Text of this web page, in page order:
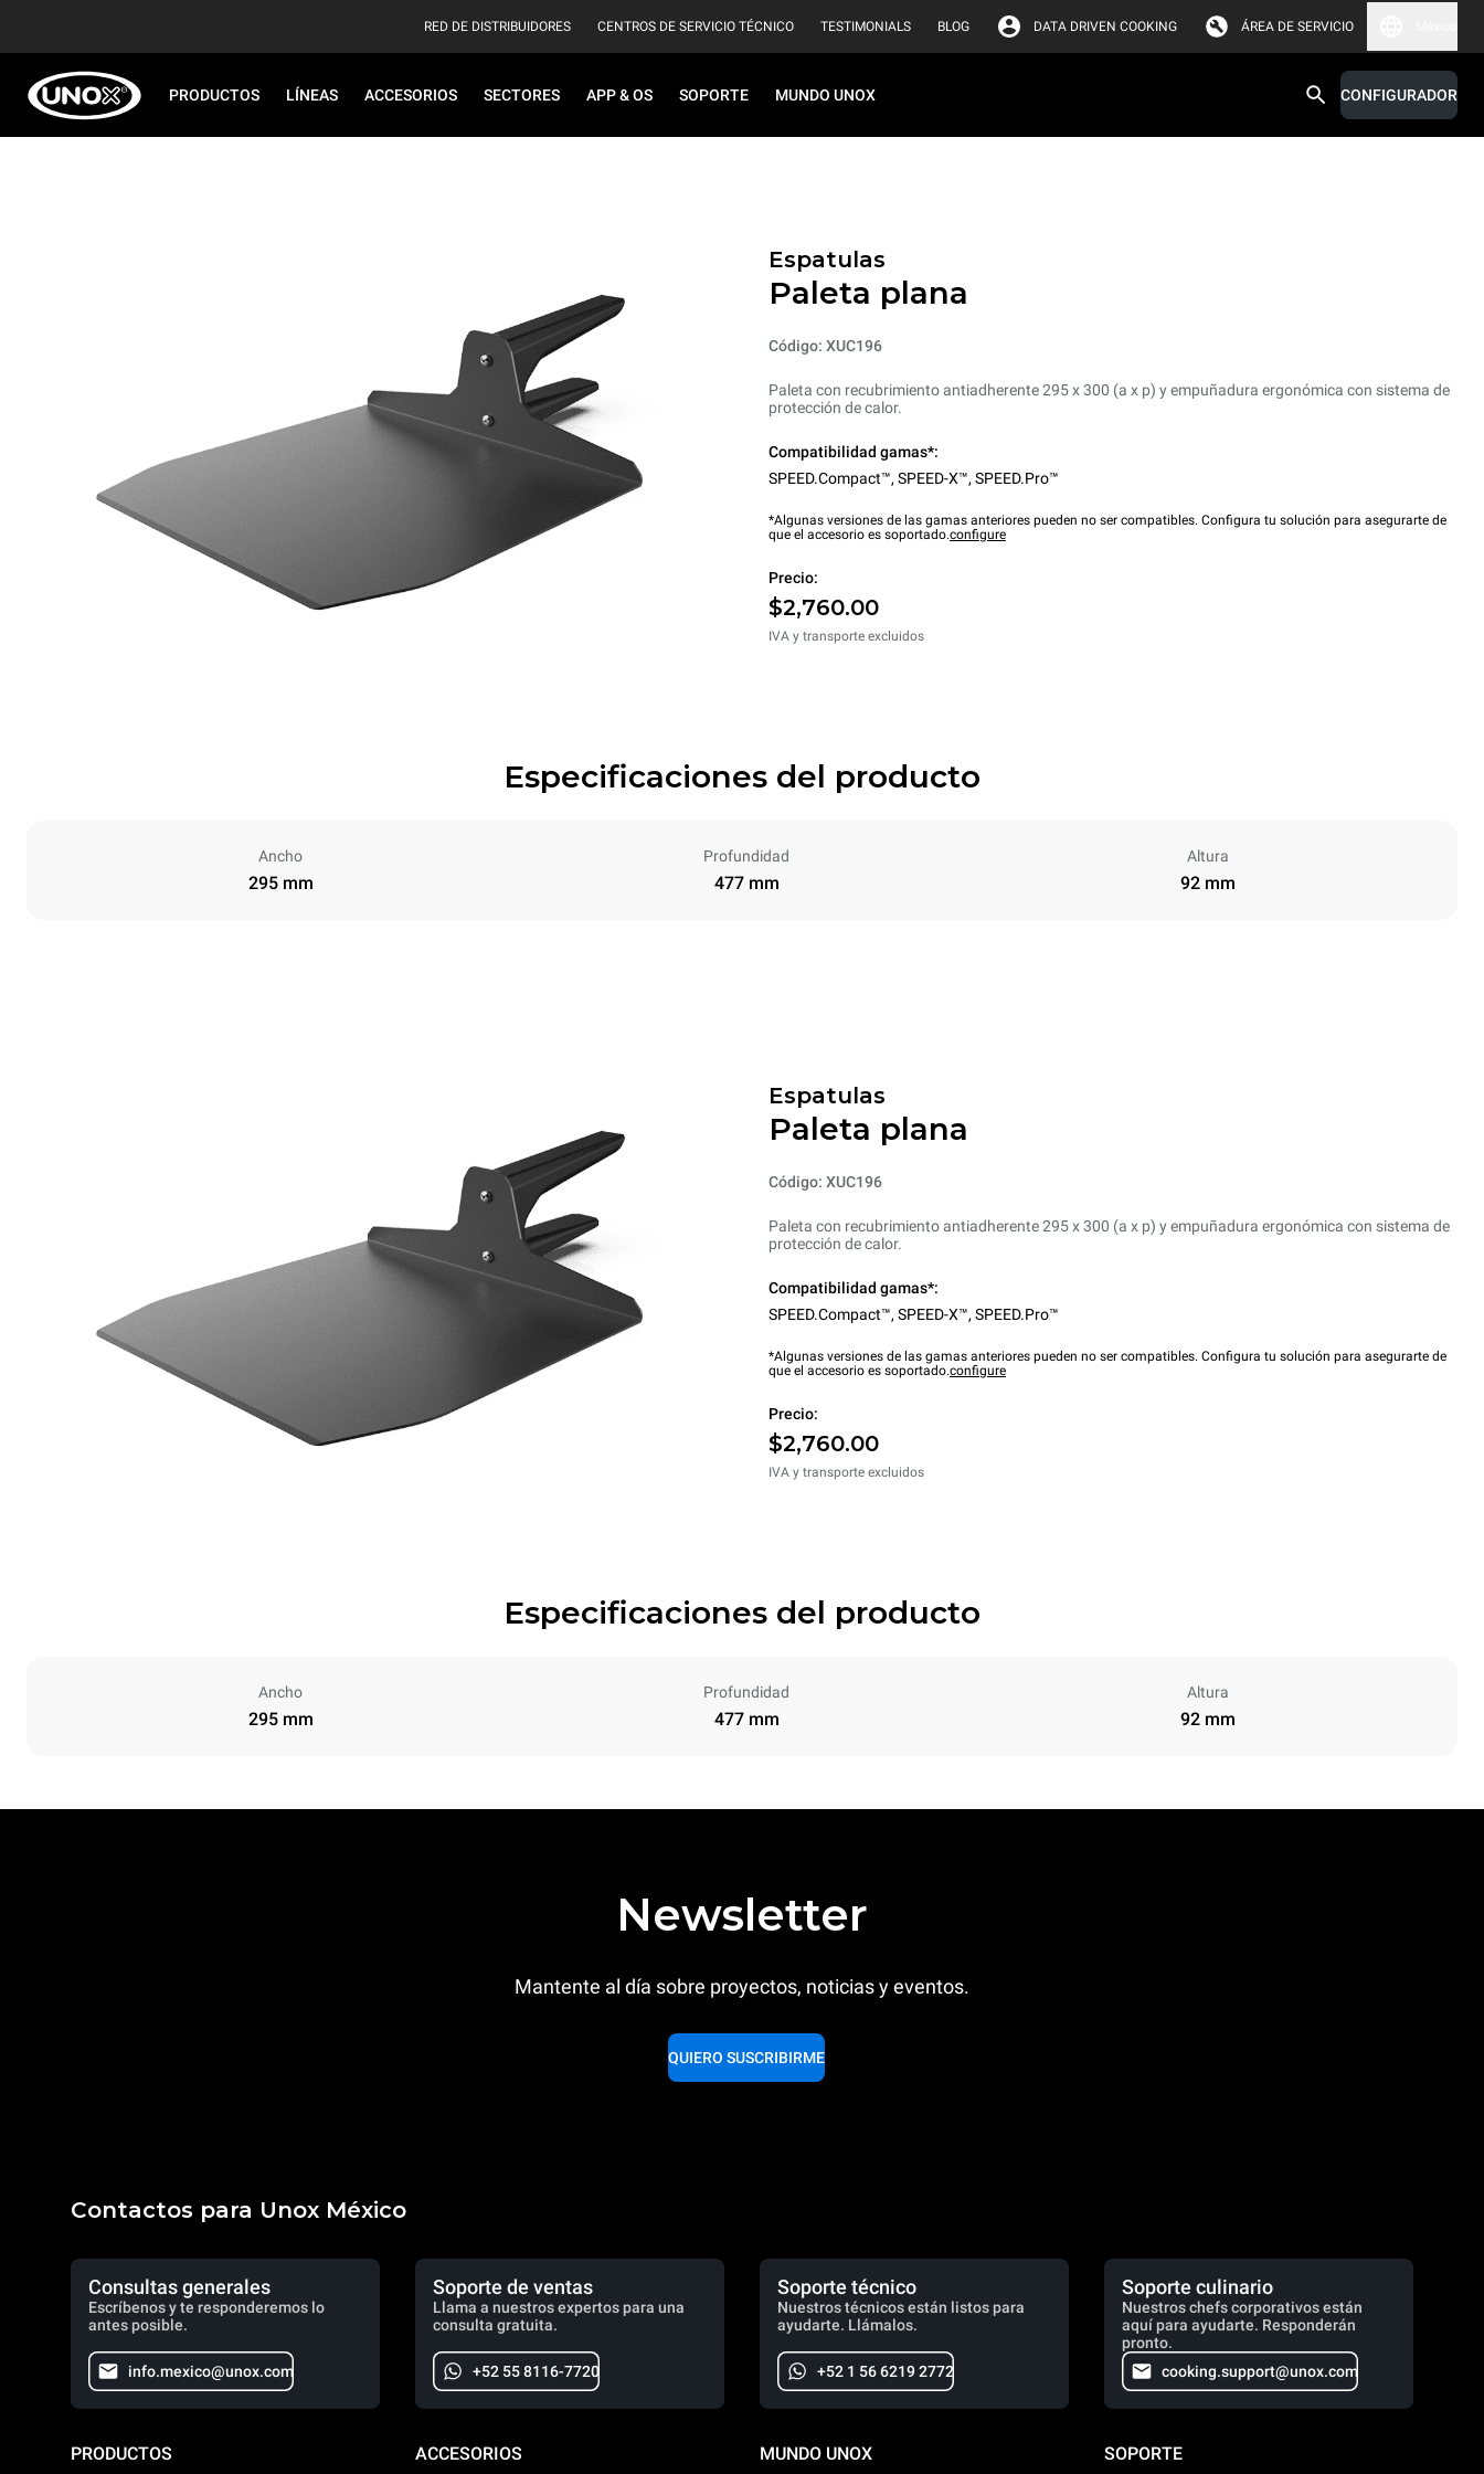
RED DE DISTRIBUIDORES CENTROS DE SERVICIO TÉCNICO TESTIMONIALS BLOG DATA DRIVEN COOKING ÁREA DE SERVICIO
PRODUCTOS LÍNEAS ACCESORIOS SECTORES APP & OS SOPORTE MUNDO UNOX CONFIGURADOR
Espatulas
Paleta plana
Código: XUC196
Paleta con recubrimiento antiadherente 295 x 300 (a x p) y empuñadura ergonómica con sistema de
protección de calor.
Compatibilidad gamas*:
SPEED.Compact™, SPEED-X™, SPEED.Pro™
*Algunas versiones de las gamas anteriores pueden no ser compatibles. Configura tu solución para asegurarte de
que el accesorio es soportado.configure
Precio:
$2,760.00
IVA y transporte excluidos
Especificaciones del producto
Ancho
295 mm
Profundidad
477 mm
Altura
92 mm
Espatulas
Paleta plana
Código: XUC196
Paleta con recubrimiento antiadherente 295 x 300 (a x p) y empuñadura ergonómica con sistema de
protección de calor.
Compatibilidad gamas*:
SPEED.Compact™, SPEED-X™, SPEED.Pro™
*Algunas versiones de las gamas anteriores pueden no ser compatibles. Configura tu solución para asegurarte de
que el accesorio es soportado.configure
Precio:
$2,760.00
IVA y transporte excluidos
Especificaciones del producto
Ancho
295 mm
Profundidad
477 mm
Altura
92 mm
Newsletter
Mantente al día sobre proyectos, noticias y eventos.
QUIERO SUSCRIBIRME
Contactos para Unox México
Consultas generales
Escríbenos y te responderemos lo
antes posible.
info.mexico@unox.com
Soporte de ventas
Llama a nuestros expertos para una
consulta gratuita.
+52 55 8116-7720
Soporte técnico
Nuestros técnicos están listos para
ayudarte. Llámalos.
+52 1 56 6219 2772
Soporte culinario
Nuestros chefs corporativos están
aquí para ayudarte. Responderán
pronto.
cooking.support@unox.com
PRODUCTOS ACCESORIOS MUNDO UNOX SOPORTE